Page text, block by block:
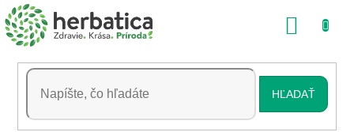
Prejsť
na
obsah
HĽADAŤ